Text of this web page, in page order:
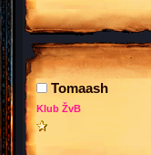
Tomaash
Klub ŽvB